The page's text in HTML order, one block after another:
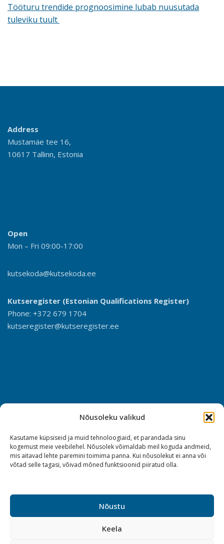
Nõusoleku valikud
Kasutame küpsiseid ja muid tehnoloogiaid, et parandada sinu
kogemust meie veebilehel. Nõusolek võimaldab meil koguda andmeid,
mis aitavad lehte paremini toimima panna. Kui nõusolekut ei anna või
võtad selle tagasi, võivad mõned funktsioonid piiratud olla.
Nõustu
Keela
Tööturu trendide prognoosimine lubab nuusutada
tuleviku tuult
Address
Mustamäe tee 16,
10617 Tallinn, Estonia
Open
Mon – Fri 09:00-17:00
kutsekoda@kutsekoda.ee
Kutseregister (Estonian Qualifications Register)
Phone: +372 679 1704
kutseregister@kutseregister.ee